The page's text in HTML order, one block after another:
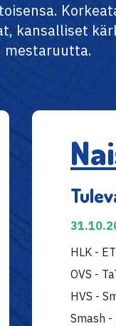
kansalliset
mestaruutta.
HLK -
OVS -
HVS -
Smash -